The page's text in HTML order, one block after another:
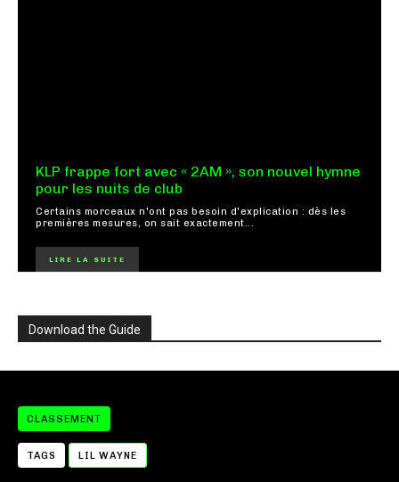
KLP frappe fort avec « 2AM », son nouvel hymne
pour les nuits de club
Certains morceaux n'ont pas besoin d'explication : dès les
premières mesures, on sait exactement...
LIRE LA SUITE
Download the Guide
CLASSEMENT
TAGS LIL WAYNE